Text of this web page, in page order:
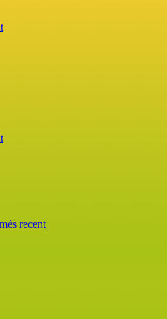
recent